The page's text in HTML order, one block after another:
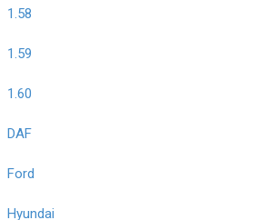
1.58
1.59
1.60
DAF
Ford
Hyundai